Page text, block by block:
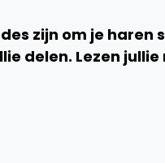
zijn om je haren
delen. Lezen jullie